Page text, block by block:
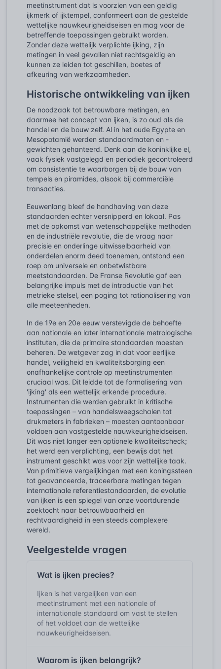
meetinstrument dat is voorzien van een geldig
ijkmerk of ijktempel, conformeert aan de gestelde
wettelijke nauwkeurigheidseisen en mag voor de
betreffende toepassingen gebruikt worden.
Zonder deze wettelijk verplichte ijking, zijn
metingen in veel gevallen niet rechtsgeldig en
kunnen ze leiden tot geschillen, boetes of
afkeuring van werkzaamheden.
Historische ontwikkeling van ijken
De noodzaak tot betrouwbare metingen, en
daarmee het concept van ijken, is zo oud als de
handel en de bouw zelf. Al in het oude Egypte en
Mesopotamië werden standaardmaten en -
gewichten gehanteerd. Denk aan de koninklijke el,
vaak fysiek vastgelegd en periodiek gecontroleerd
om consistentie te waarborgen bij de bouw van
tempels en piramides, alsook bij commerciële
transacties.
Eeuwenlang bleef de handhaving van deze
standaarden echter versnipperd en lokaal. Pas
met de opkomst van wetenschappelijke methoden
en de industriële revolutie, die de vraag naar
precisie en onderlinge uitwisselbaarheid van
onderdelen enorm deed toenemen, ontstond een
roep om universele en onbetwistbare
meetstandaarden. De Franse Revolutie gaf een
belangrijke impuls met de introductie van het
metrieke stelsel, een poging tot rationalisering van
alle meeteenheden.
In de 19e en 20e eeuw verstevigde de behoefte
aan nationale en later internationale metrologische
instituten, die de primaire standaarden moesten
beheren. De wetgever zag in dat voor eerlijke
handel, veiligheid en kwaliteitsborging een
onafhankelijke controle op meetinstrumenten
cruciaal was. Dit leidde tot de formalisering van
'ijking' als een wettelijk erkende procedure.
Instrumenten die werden gebruikt in kritische
toepassingen – van handelsweegschalen tot
drukmeters in fabrieken – moesten aantoonbaar
voldoen aan vastgestelde nauwkeurigheidseisen.
Dit was niet langer een optionele kwaliteitscheck;
het werd een verplichting, een bewijs dat het
instrument geschikt was voor zijn wettelijke taak.
Van primitieve vergelijkingen met een koningssteen
tot geavanceerde, traceerbare metingen tegen
internationale referentiestandaarden, de evolutie
van ijken is een spiegel van onze voortdurende
zoektocht naar betrouwbaarheid en
rechtvaardigheid in een steeds complexere
wereld.
Veelgestelde vragen
Wat is ijken precies?
Ijken is het vergelijken van een
meetinstrument met een nationale of
internationale standaard om vast te stellen
of het voldoet aan de wettelijke
nauwkeurigheidseisen.
Waarom is ijken belangrijk?